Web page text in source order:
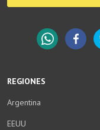
REGIONES
Argentina
EEUU